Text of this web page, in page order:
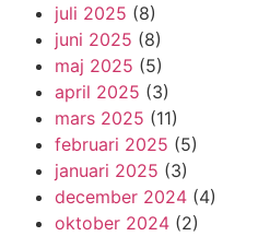
juli 2025 (8)
juni 2025 (8)
maj 2025 (5)
april 2025 (3)
mars 2025 (11)
februari 2025 (5)
januari 2025 (3)
december 2024 (4)
oktober 2024 (2)